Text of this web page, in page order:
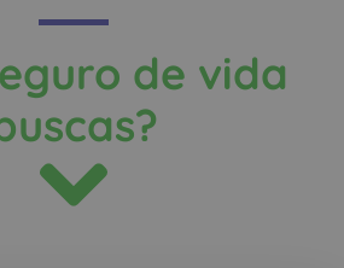
de vida